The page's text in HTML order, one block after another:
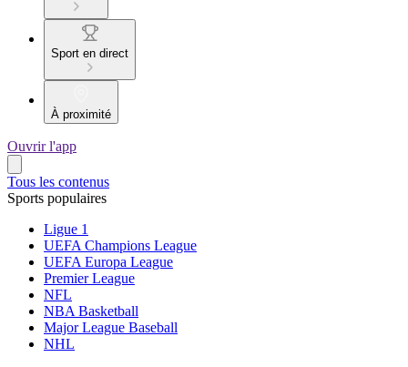
Sport en direct
À proximité
Ouvrir l'app
Tous les contenus
Sports populaires
Ligue 1
UEFA Champions League
UEFA Europa League
Premier League
NFL
NBA Basketball
Major League Baseball
NHL